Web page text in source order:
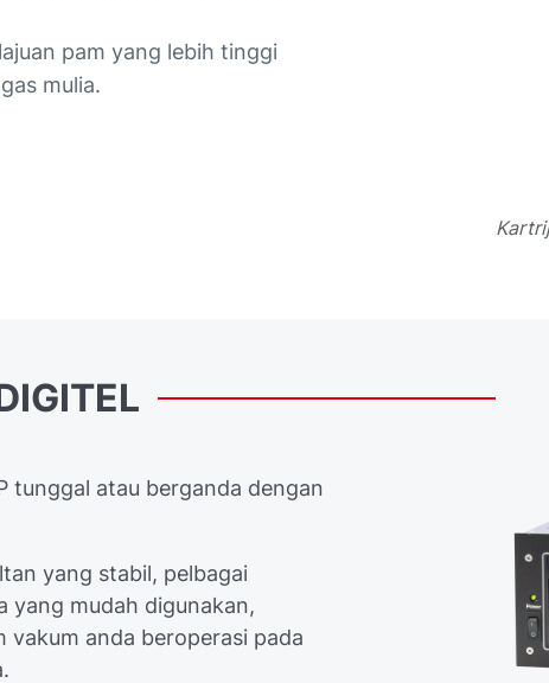
pam yang lebih tinggi
mulia.
tunggal atau berganda dengan
yang stabil, pelbagai
yang mudah digunakan,
vakum anda beroperasi pada